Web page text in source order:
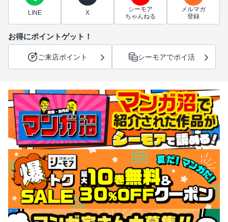
LINE X
シーモア
ちゃんねる
メルマガ
登録
お得にポイントゲット！
ご来店ポイント シーモアでポイ活